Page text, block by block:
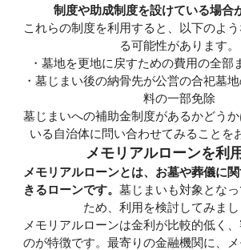
制度や助成制度を設けている場合
これらの制度を利用すると、以下のよ
る可能性があります。
・墓地を更地に戻すための費用の全部
・墓じまい後の納骨先が公営の合祀墓
料の一部免除
墓じまいへの補助金制度があるかどう
いる自治体に問い合わせてみることを
メモリアルローンを利
メモリアルローンとは、お墓や葬儀に
きるローンです。 墓じまいも対象とな
ため、利用を検討してみまし
メモリアルローンは金利が比較的低く
のが特徴です。最寄りの金融機関に、